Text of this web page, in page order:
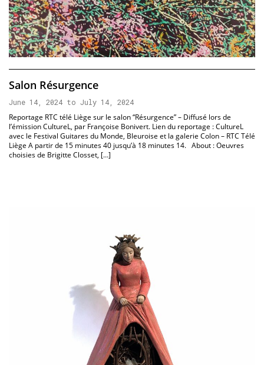
Salon Résurgence
June 14, 2024 to July 14, 2024
Reportage RTC télé Liège sur le salon “Résurgence” – Diffusé lors de
l’émission CultureL, par Françoise Bonivert. Lien du reportage : CultureL
avec le Festival Guitares du Monde, Bleuroise et la galerie Colon – RTC Télé
Liège A partir de 15 minutes 40 jusqu’à 18 minutes 14. About : Oeuvres
choisies de Brigitte Closset, […]